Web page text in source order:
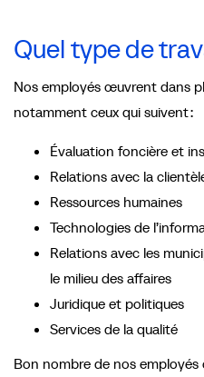
Quel type de
Nos employés œuvrent dans
notamment ceux qui suivent :
Évaluation foncière et
Relations avec la
Ressources humaines
Technologies de
Relations avec les
le milieu des affaires
Juridique et politiques
Services de la qualité
Bon nombre de nos employés